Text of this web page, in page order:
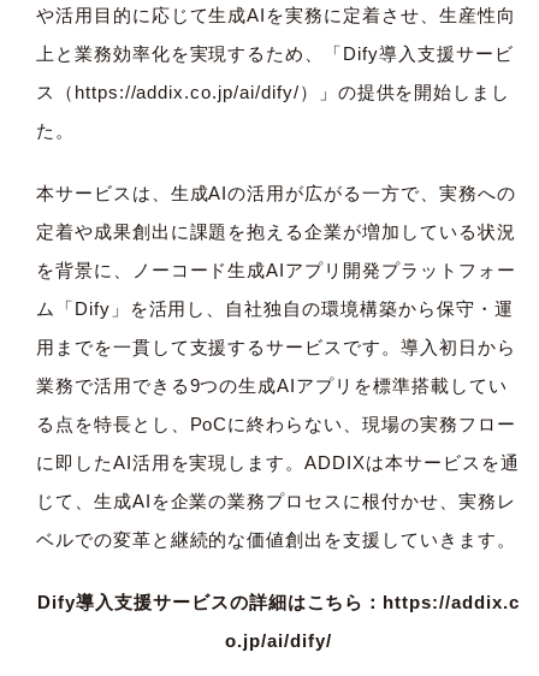
や活用目的に応じて生成AIを実務に定着させ、生産性向
上と業務効率化を実現するため、「Dify導入支援サービ
ス（ https://addix.co.jp/ai/dify/）」の提供を開始しまし
た。
本サービスは、生成AIの活用が広がる一方で、実務への
定着や成果創出に課題を抱える企業が増加している状況
を背景に、ノーコード生成AIアプリ開発プラットフォー
ム「Dify」を活用し、自社独自の環境構築から保守・運
用までを一貫して支援するサービスです。導入初日から
業務で活用できる9つの生成AIアプリを標準搭載してい
る点を特長とし、PoCに終わらない、現場の実務フロー
に即したAI活用を実現します。ADDIXは本サービスを通
じて、生成AIを企業の業務プロセスに根付かせ、実務レ
ベルでの変革と継続的な価値創出を支援していきます。
Dify導入支援サービスの詳細はこちら： https://addix.c
o.jp/ai/dify/